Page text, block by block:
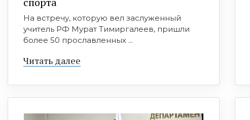
На встречу, которую вел заслуженный
учитель РФ Мурат Тимиргалеев, пришли
более 50 прославленных ...
Читать далее